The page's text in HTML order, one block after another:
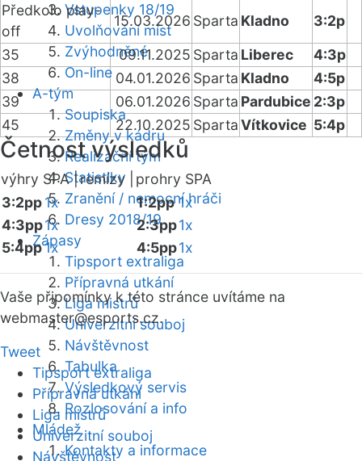
Vstupenky 18/19
Uvolňování míst
Zvýhodněné
On-line
A-tým
Soupiska
Změny v kádru
Realizační tým
Statistiky
Zranění / nemocní hráči
Dresy 2018/19
Zápasy
Tipsport extraliga
Přípravná utkání
Liga mistrů
Univerzitní souboj
Návštěvnost
Tabulka
Výsledkový servis
Rozlosování a info
Mládež
Kontakty a informace
Předkolo play-
off
15.03.2026 Sparta Kladno
3:2p
35
09.11.2025 Sparta Liberec
4:3p
38
04.01.2026 Sparta Kladno
4:5p
39
06.01.2026 Sparta Pardubice 2:3p
45
22.10.2025 SpartaVítkovice 5:4p
Četnost výsledků
výhry SPA |remízy |
prohry SPA
3:2pp1x
4:3pp1x
5:4pp1x
1:2pp 1x
2:3pp1x
4:5pp1x
Vaše připomínky k této stránce uvítáme na
webmaster@esports.cz.
Tweet
Tipsport extraliga
Přípravná utkání
Liga mistrů
Univerzitní souboj
Návštěvnost